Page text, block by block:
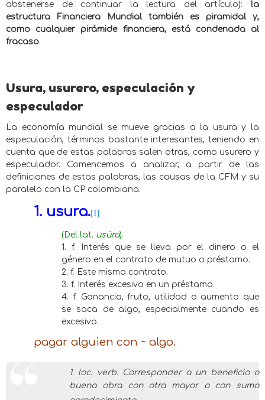
abstenerse de continuar la lectura del artículo): la
estructura Financiera Mundial también es piramidal y,
como cualquier pirámide financiera, está condenada al
fracaso.
Usura, usurero, especulación y
especulador
La economía mundial se mueve gracias a la usura y la
especulación, términos bastante interesantes, teniendo en
cuenta que de estas palabras salen otras, como usurero y
especulador. Comencemos a analizar, a partir de las
definiciones de estas palabras, las causas de la CFM y su
paralelo con la CP colombiana.
1. usura.[I]
(Del lat. usūra).
1. f. Interés que se lleva por el dinero o el
género en el contrato de mutuo o préstamo.
2. f. Este mismo contrato.
3. f. Interés excesivo en un préstamo.
4. f. Ganancia, fruto, utilidad o aumento que
se saca de algo, especialmente cuando es
excesivo.
pagar alguien con ~ algo.
1. loc. verb. Corresponder a un beneficio o
buena obra con otra mayor o con sumo